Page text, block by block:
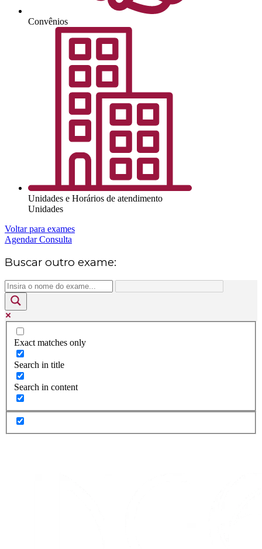
Convênios
Unidades e Horários de atendimento
Unidades
Voltar para exames
Agendar Consulta
Buscar outro exame:
Exact matches only
Search in title
Search in content